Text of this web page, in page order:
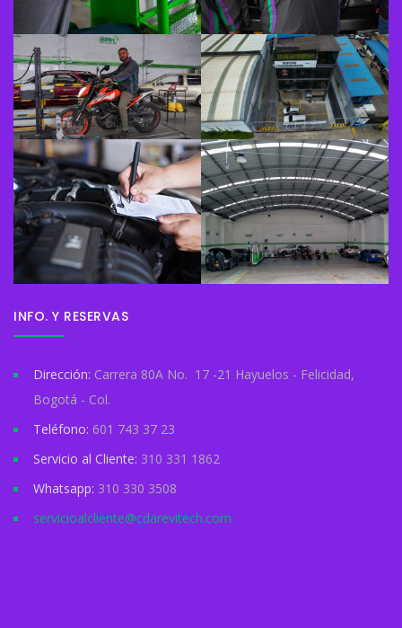
INFO. Y RESERVAS
Dirección: Carrera 80A No. 17 -21 Hayuelos - Felicidad,
Bogotá - Col.
Teléfono: 601 743 37 23
Servicio al Cliente: 310 331 1862
Whatsapp: 310 330 3508
servicioalcliente@cdarevitech.com